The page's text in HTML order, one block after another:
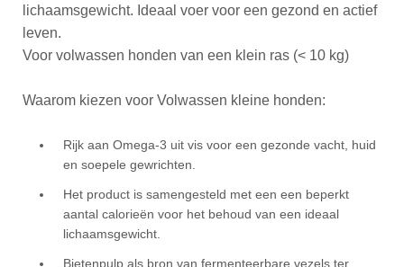
lichaamsgewicht. Ideaal voer voor een gezond en actief
leven.
Voor volwassen honden van een klein ras (< 10 kg)
Waarom kiezen voor Volwassen kleine honden:
Rijk aan Omega-3 uit vis voor een gezonde vacht, huid
en soepele gewrichten.
Het product is samengesteld met een een beperkt
aantal calorieën voor het behoud van een ideaal
lichaamsgewicht.
Bietenpulp als bron van fermenteerbare vezels ter